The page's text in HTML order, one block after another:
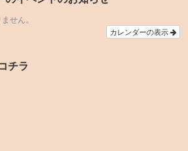
せん。
カレンダーの表示
チラ